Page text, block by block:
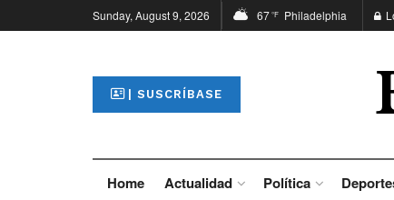
Sunday, August 9, 2026 67°F Philadelphia
| SUSCRÍBASE
Home Actualidad Política